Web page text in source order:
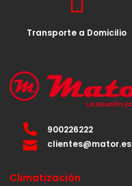
Transporte a Domicilio
900226222
clientes@mator.es
Climatización